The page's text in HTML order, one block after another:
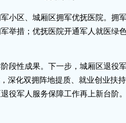
小区、城厢区拥军优抚医院。拥
举措；优抚医院开通军人就医绿
段性成果。下一步，城厢区退役
深化双拥阵地提质、就业创业扶
役军人服务保障工作再上新台阶。